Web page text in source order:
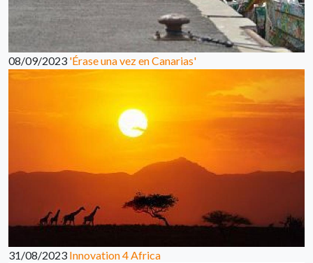
08/09/2023 'Érase una vez en Canarias'
31/08/2023 Innovation 4 Africa